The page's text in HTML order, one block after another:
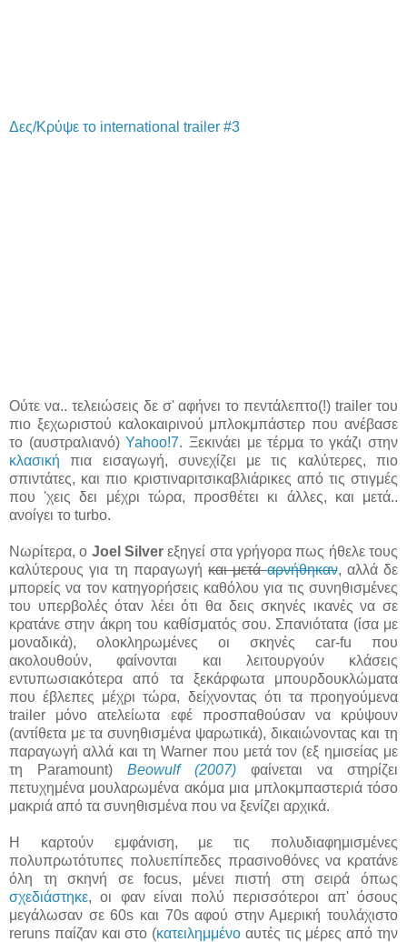
Δες/Κρύψε το international trailer #3
Ούτε να.. τελειώσεις δε σ' αφήνει το πεντάλεπτο(!) trailer του
πιο ξεχωριστού καλοκαιρινού μπλοκμπάστερ που ανέβασε
το (αυστραλιανό)Yahoo!7. Ξεκινάει με τέρμα το γκάζι στην
κλασική πια εισαγωγή, συνεχίζει με τις καλύτερες, πιο
σπιντάτες, και πιο κριστιναριτσικαβλιάρικες από τις στιγμές
που 'χεις δει μέχρι τώρα, προσθέτει κι άλλες, και μετά..
ανοίγει το turbo.
Νωρίτερα, ο Joel Silver εξηγεί στα γρήγορα πως ήθελε τους
καλύτερους για τη παραγωγή και μετάαρνήθηκαν, αλλά δε
μπορείς να τον κατηγορήσεις καθόλου για τις συνηθισμένες
του υπερβολές όταν λέει ότι θα δεις σκηνές ικανές να σε
κρατάνε στην άκρη του καθίσματός σου. Σπανιότατα (ίσα με
μοναδικά), ολοκληρωμένες οι σκηνές car-fu που
ακολουθούν, φαίνονται και λειτουργούν κλάσεις
εντυπωσιακότερα από τα ξεκάρφωτα μπουρδουκλώματα
που έβλεπες μέχρι τώρα, δείχνοντας ότι τα προηγούμενα
trailer μόνο ατελείωτα εφέ προσπαθούσαν να κρύψουν
(αντίθετα με τα συνηθισμένα ψαρωτικά), δικαιώνοντας και τη
παραγωγή αλλά και τη Warner που μετά τον (εξ ημισείας με
τη Paramount) Beowulf (2007) φαίνεται να στηρίζει
πετυχημένα μουλαρωμένα ακόμα μια μπλοκμπαστεριά τόσο
μακριά από τα συνηθισμένα που να ξενίζει αρχικά.
Η καρτούν εμφάνιση, με τις πολυδιαφημισμένες
πολυπρωτότυπες πολυεπίπεδες πρασινοθόνες να κρατάνε
όλη τη σκηνή σε focus, μένει πιστή στη σειρά όπως
σχεδιάστηκε, οι φαν είναι πολύ περισσότεροι απ' όσους
μεγάλωσαν σε 60s και 70s αφού στην Αμερική τουλάχιστο
reruns παίζαν και στο (κατειλημμένο αυτές τις μέρες από την